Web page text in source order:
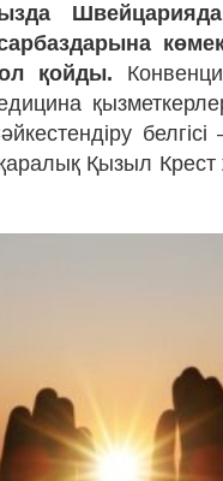
көмек
қойды.
Қызыл